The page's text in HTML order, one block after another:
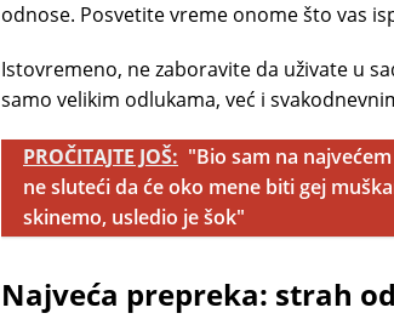
odnose. Posvetite vreme onome što vas
Istovremeno, ne zaboravite da uživate u
samo velikim odlukama, već i
PROČITAJTE JOŠ: "Bio sam na
ne sluteći da će oko mene biti gej
skinemo, usledio je šok"
Najveća prepreka: strah